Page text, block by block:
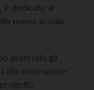
è dedicato al
nuova scuola
gestendo gli
alla costruzione: